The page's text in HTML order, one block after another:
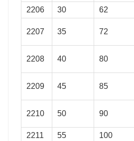
2206
30 62
2207 35 72
2208 40 80
2209 45 85
2210 50 90
2211 55 100